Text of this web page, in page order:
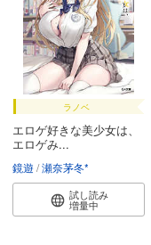
ラノベ
エロゲ好きな美少女は、
エロゲみ...
鏡遊 瀬奈茅冬*
試し読み
増量中